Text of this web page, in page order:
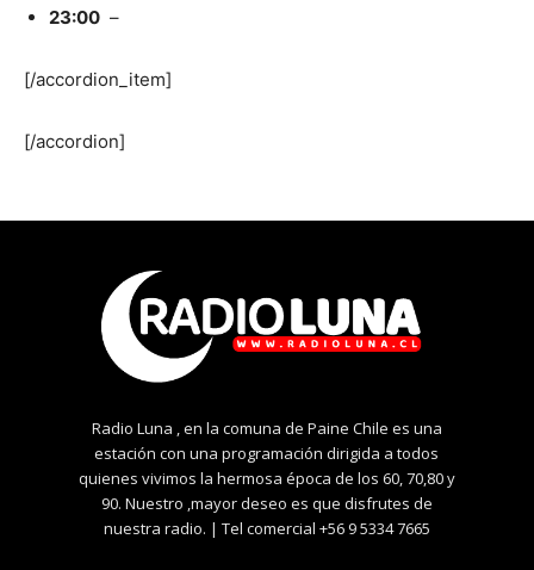
23:00 –
[/accordion_item]
[/accordion]
Radio Luna , en la comuna de Paine Chile es una
estación con una programación dirigida a todos
quienes vivimos la hermosa época de los 60, 70,80 y
90. Nuestro ,mayor deseo es que disfrutes de
nuestra radio. | Tel comercial +56 9 5334 7665